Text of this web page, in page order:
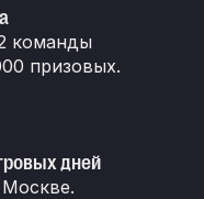
команды
призовых.
дней